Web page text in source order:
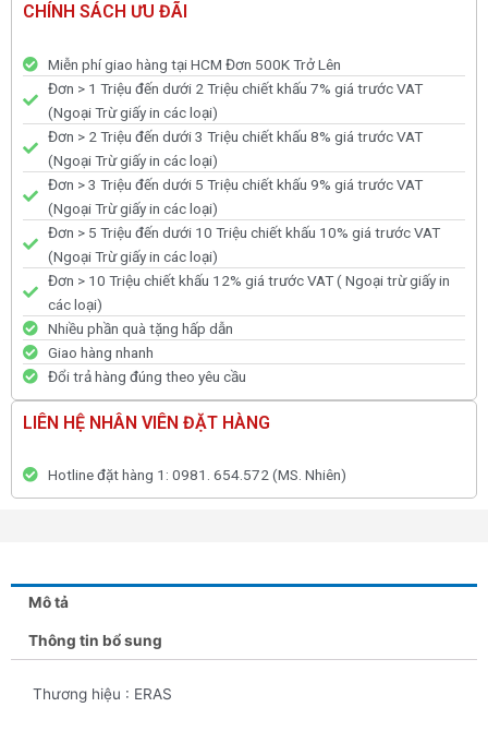
CHÍNH SÁCH ƯU ĐÃI
Miễn phí giao hàng tại HCM Đơn 500K Trở Lên
Đơn > 1 Triệu đến dưới 2 Triệu chiết khấu 7% giá trước VAT
(Ngoại Trừ giấy in các loại)
Đơn > 2 Triệu đến dưới 3 Triệu chiết khấu 8% giá trước VAT
(Ngoại Trừ giấy in các loại)
Đơn > 3 Triệu đến dưới 5 Triệu chiết khấu 9% giá trước VAT
(Ngoại Trừ giấy in các loại)
Đơn > 5 Triệu đến dưới 10 Triệu chiết khấu 10% giá trước VAT
(Ngoại Trừ giấy in các loại)
Đơn > 10 Triệu chiết khấu 12% giá trước VAT ( Ngoại trừ giấy in
các loại)
Nhiều phần quà tặng hấp dẫn
Giao hàng nhanh
Đổi trả hàng đúng theo yêu cầu
LIÊN HỆ NHÂN VIÊN ĐẶT HÀNG
Hotline đặt hàng 1: 0981. 654.572 (MS. Nhiên)
Mô tả
Thông tin bổ sung
Thương hiệu : ERAS